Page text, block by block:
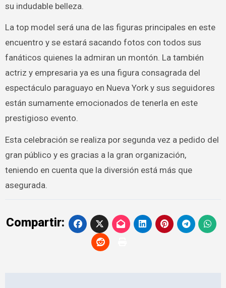
su indudable belleza.
La top model será una de las figuras principales en este
encuentro y se estará sacando fotos con todos sus
fanáticos quienes la admiran un montón. La también
actriz y empresaria ya es una figura consagrada del
espectáculo paraguayo en Nueva York y sus seguidores
están sumamente emocionados de tenerla en este
prestigioso evento.
Esta celebración se realiza por segunda vez a pedido del
gran público y es gracias a la gran organización,
teniendo en cuenta que la diversión está más que
asegurada.
Compartir: